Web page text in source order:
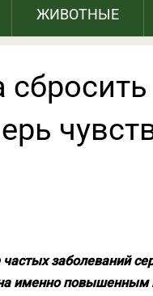
ЖИВОТНЫЕ
заболеваний
именно повышенным